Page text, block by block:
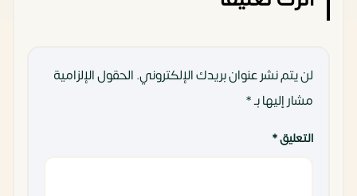
لن يتم نشر عنوان بريدك الإلكتروني.الحقول الإلزامية
مشار إليها بـ*
التعليق*